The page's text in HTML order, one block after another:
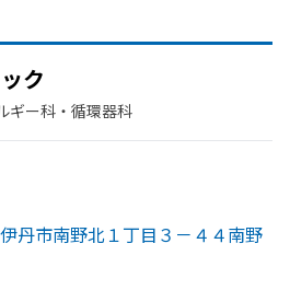
ク
ギー科・​循環器科
丹市南野北１丁目３－４４南野